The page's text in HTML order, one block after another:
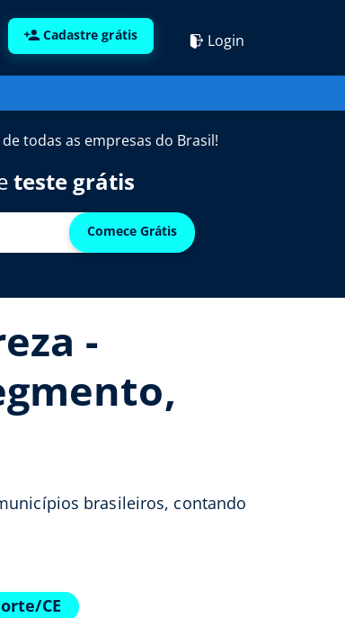
Cadastre grátis Login
todas as empresas do Brasil!
teste grátis
Comece Grátis
-
brasileiros, contando
CE